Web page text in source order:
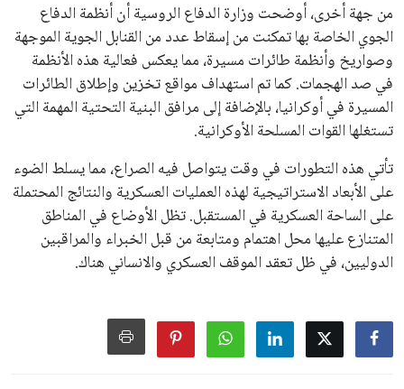
من جهة أخرى، أوضحت وزارة الدفاع الروسية أن أنظمة الدفاع
الجوي الخاصة بها تمكنت من إسقاط عدد من القنابل الجوية الموجهة
وصواريخ وأنظمة طائرات مسيرة، مما يعكس فعالية هذه الأنظمة
في صد الهجمات. كما تم استهداف مواقع تخزين وإطلاق الطائرات
المسيرة في أوكرانيا، بالإضافة إلى مرافق البنية التحتية المهمة التي
تستغلها القوات المسلحة الأوكرانية.
تأتي هذه التطورات في وقت يتواصل فيه الصراع، مما يسلط الضوء
على الأبعاد الاستراتيجية لهذه العمليات العسكرية والنتائج المحتملة
على الساحة العسكرية في المستقبل. تظل الأوضاع في المناطق
المتنازع عليها محل اهتمام ومتابعة من قبل الخبراء والمراقبين
الدوليين، في ظل تعقد الموقف العسكري والانساني هناك.